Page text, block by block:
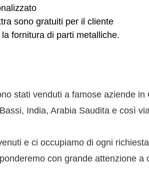
sono gratuiti per il cliente
fornitura di parti metalliche.
stati venduti a famose aziende
India, Arabia Saudita e così
e ci occupiamo di ogni
con grande attenzione a